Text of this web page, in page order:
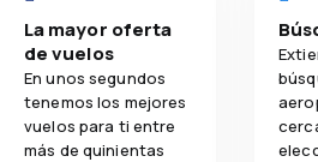
La mayor oferta
de vuelos
En unos segundos
tenemos los mejores
vuelos para ti entre
más de quinientas